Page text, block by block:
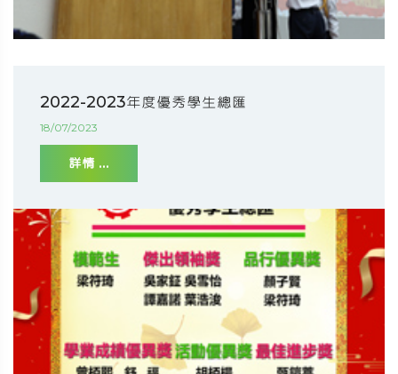
2022-2023年度優秀學生總匯
18/07/2023
詳情 ...